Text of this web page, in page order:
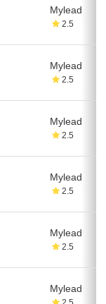
Mylead
2.5
Mylead
2.5
Mylead
2.5
Mylead
2.5
Mylead
2.5
Mylead